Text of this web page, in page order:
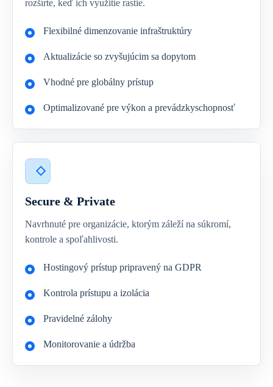
rozšírte, keď ich využitie rastie.
Flexibilné dimenzovanie infraštruktúry
Aktualizácie so zvyšujúcim sa dopytom
Vhodné pre globálny prístup
Optimalizované pre výkon a prevádzkyschopnosť
Secure & Private
Navrhnuté pre organizácie, ktorým záleží na súkromí,
kontrole a spoľahlivosti.
Hostingový prístup pripravený na GDPR
Kontrola prístupu a izolácia
Pravidelné zálohy
Monitorovanie a údržba